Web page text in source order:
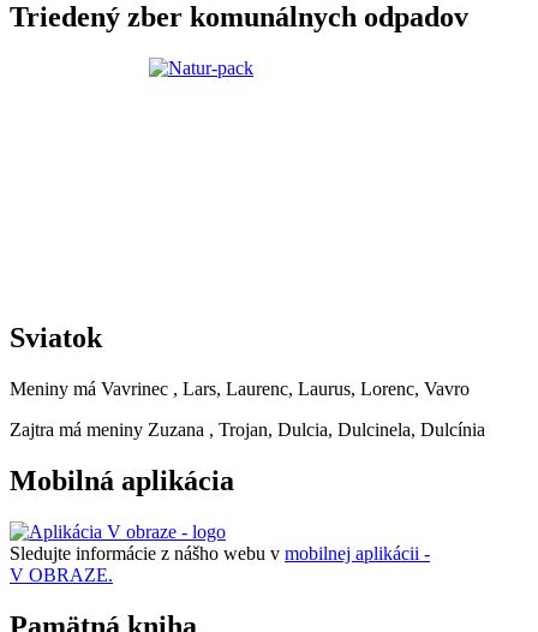
Triedený zber komunálnych odpadov
Sviatok
Meniny má Vavrinec , Lars, Laurenc, Laurus, Lorenc, Vavro
Zajtra má meniny Zuzana , Trojan, Dulcia, Dulcinela, Dulcínia
Mobilná aplikácia
Sledujte informácie z nášho webu v mobilnej aplikácii -
V OBRAZE.